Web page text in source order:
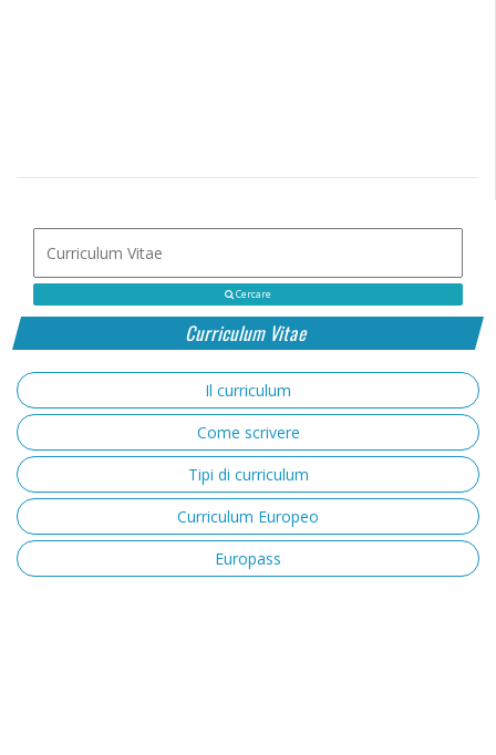
Cercare
Curriculum Vitae
Il curriculum
Come scrivere
Tipi di curriculum
Curriculum Europeo
Europass